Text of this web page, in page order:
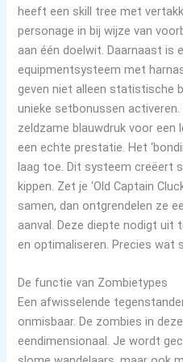
heeft een skill tree met
personage in bij wijze van
aan één doelwit. Daarnaast is
equipmentsysteem met
geven niet alleen statistische
unieke setbonussen
zeldzame blauwdruk voor een
een echte prestatie. Het
laag toe. Dit systeem creëert
kippen. Zet je ‘Old Captain
samen, dan ontgrendelen ze
aanval. Deze diepte nodigt uit
en optimaliseren. Precies wat
De functie van Zombietypes
Een afwisselende
onmisbaar. De zombies in
eendimensionaal. Je wordt